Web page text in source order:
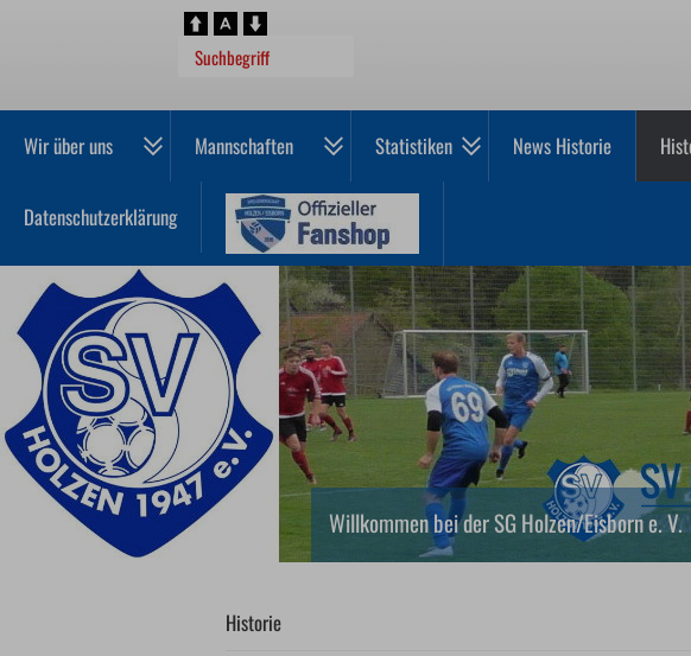
Wir über uns Mannschaften Statistiken News Historie
Datenschutzerklärung
Willkommen bei der SG Holzen/Eisborn e. V.
Historie